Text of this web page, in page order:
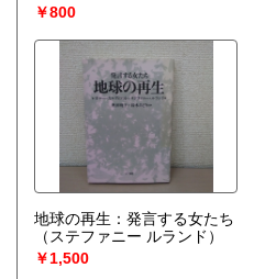
￥800
地球の再生：発言する女たち
（ステファニー ルランド）
￥1,500